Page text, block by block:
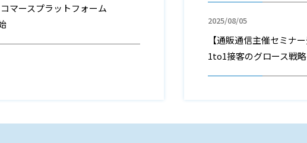
マースプラットフォーム
2025/08/05
【通販通信主催セミナ
1to1接客のグロース戦